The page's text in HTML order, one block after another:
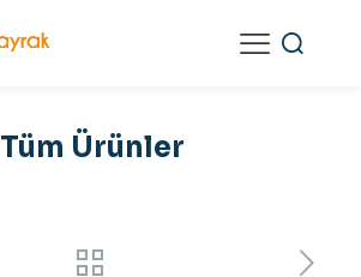
Tüm Ürünler